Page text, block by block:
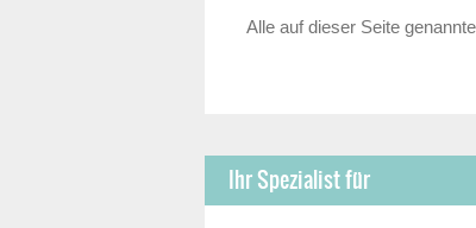
Alle auf dieser Seite
Ihr Spezialist für